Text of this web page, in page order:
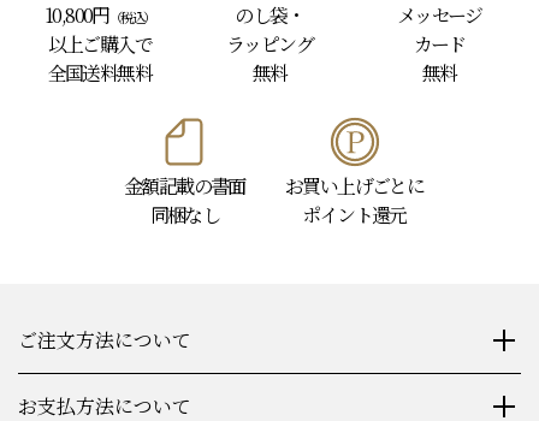
10,800円 （税込）
以上ご購入で
全国送料無料
のし袋・
ラッピング
無料
メッセージ
カード
無料
金額記載の書面
同梱なし
お買い上げごとに
ポイント還元
ご注文方法について
お支払方法について